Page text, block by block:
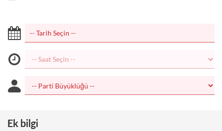
Ek bilgi